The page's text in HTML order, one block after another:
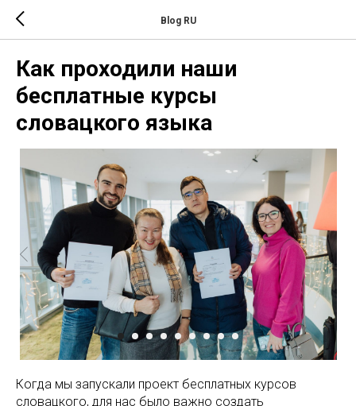
Blog RU
Как проходили наши
бесплатные курсы
словацкого языка
Когда мы запускали проект бесплатных курсов
словацкого, для нас было важно создать